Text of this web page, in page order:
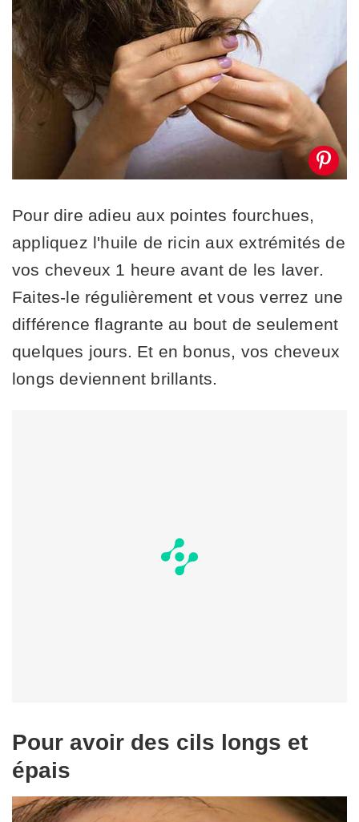
Pour dire adieu aux pointes fourchues,
appliquez l'huile de ricin aux extrémités de
vos cheveux 1 heure avant de les laver.
Faites-le régulièrement et vous verrez une
différence flagrante au bout de seulement
quelques jours. Et en bonus, vos cheveux
longs deviennent brillants.
Pour avoir des cils longs et
épais